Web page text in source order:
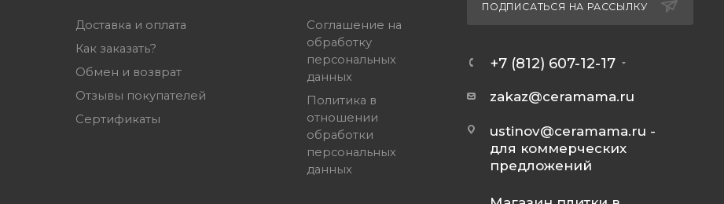
Доставка и оплата
Как заказать?
Обмен и возврат
Отзывы покупателей
Сертификаты
Соглашение на
обработку
персональных
данных
Политика в
отношении
обработки
персональных
данных
ПОДПИСАТЬСЯ НА РАССЫЛКУ
+7 (812) 607-12-17
zakaz@ceramama.ru
ustinov@ceramama.ru -
для коммерческих
предложений